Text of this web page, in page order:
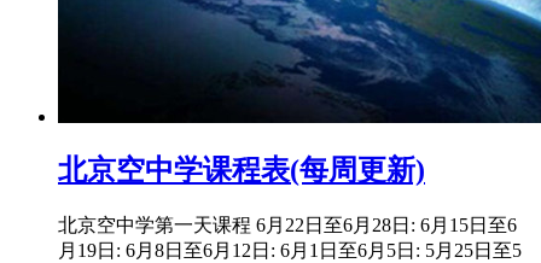
北京空中学课程表(每周更新)
北京空中学第一天课程 6月22日至6月28日: 6月15日至6
月19日: 6月8日至6月12日: 6月1日至6月5日: 5月25日至5